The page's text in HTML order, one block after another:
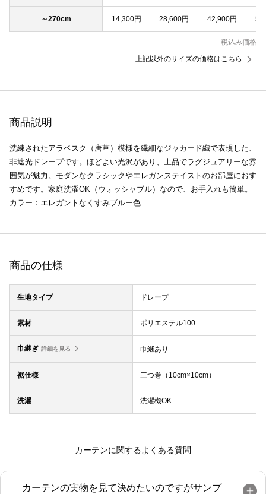
～270cm 14,300円 28,600円 42,900円
税込み価格
上記以外のサイズの価格はこちら
商品説明
洗練されたアラベスク（唐草）模様を繊細なジャカード織で表現した、
非遮光ドレープです。ほどよい光沢があり、上品でラグジュアリーな雰
囲気が魅力。モダンなクラシックやエレガンステイストのお部屋におす
すめです。家庭洗濯OK（ウォッシャブル）なので、お手入れも簡単。
カラー：エレガントなくすみブルー色
商品の仕様
生地タイプ ドレープ
素材 ポリエステル100
巾継ぎ 詳細を見る 巾継あり
裾仕様 三つ巻（10cm×10cm）
洗濯 洗濯機OK
カーテンに関するよくある質問
カーテンの実物を見て決めたいのですがサンプ